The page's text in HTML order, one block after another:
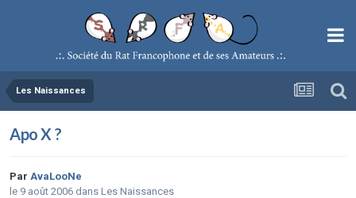
Les Naissances
Apo X ?
Par AvaLooNe
le 9 août 2006 dans Les Naissances